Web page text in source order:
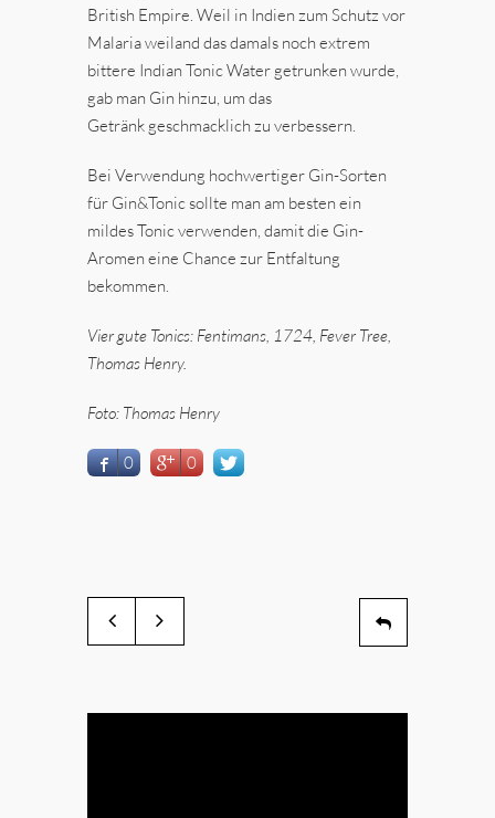
British Empire. Weil in Indien zum Schutz vor
Malaria weiland das damals noch extrem
bittere Indian Tonic Water getrunken wurde,
gab man Gin hinzu, um das
Getränk geschmacklich zu verbessern.
Bei Verwendung hochwertiger Gin-Sorten
für Gin&Tonic sollte man am besten ein
mildes Tonic verwenden, damit die Gin-
Aromen eine Chance zur Entfaltung
bekommen.
Vier gute Tonics: Fentimans, 1724, Fever Tree,
Thomas Henry.
Foto: Thomas Henry
0 0